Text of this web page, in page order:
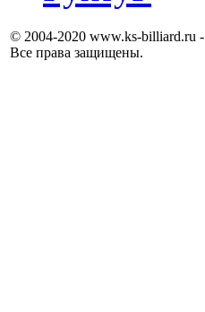
© 2004-2020 www.ks-billiard.ru -
Все права защищены.